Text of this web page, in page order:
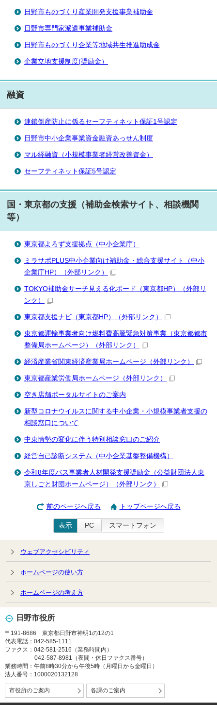
日野市ものづくり産業開発支援事業補助金
日野市専門家派遣事業補助金
日野市ものづくり企業等地域共生推進助成金
企業立地支援制度(奨励金）
融資
連鎖倒産防止に係るセーフティネット保証1号認定
日野市中小企業事業資金融資あっせん制度
マル経融資（小規模事業者経営改善資金）
セーフティネット保証5号認定
国・東京都の支援（補助金検索サイト、相談機関
等）
東京都よろず支援拠点（中小企業庁）
ミラサポPLUS中小企業向け補助金・総合支援サイト（中小
企業庁HP）
（外部リンク）
TOKYO補助金サーチ見える化ボード（東京都HP）
（外部リ
ンク）
東京都支援ナビ（東京都HP） （外部リンク）
東京都運輸事業者向け燃料費高騰緊急対策事業（東京都都市
整備局ホームページ）
（外部リンク）
経済産業省関東経済産業局ホームページ （外部リンク）
東京都産業労働局ホームページ （外部リンク）
空き店舗ポータルサイトのご案内
新型コロナウイルスに関する中小企業・小規模事業者支援の
相談窓口について
中東情勢の変化に伴う特別相談窓口のご紹介
経営自己診断システム（中小企業基盤整備機構）
令和8年度バス事業者人材開発支援奨励金（公益財団法人東
京しごと財団ホームページ）
（外部リンク）
前のページへ戻る トップページへ戻る
表示 PC スマートフォン
ウェブアクセシビリティ
ホームページの使い方
ホームページの考え方
日野市役所
〒191-8686 東京都日野市神明1の12の1
代表電話：042-585-1111
ファクス：042-581-2516（業務時間内）
042-587-8981（夜間・休日ファクス番号）
業務時間：午前8時30分から午後5時（月曜日から金曜日）
法人番号：1000020132128
市役所のご案内 各課のご案内